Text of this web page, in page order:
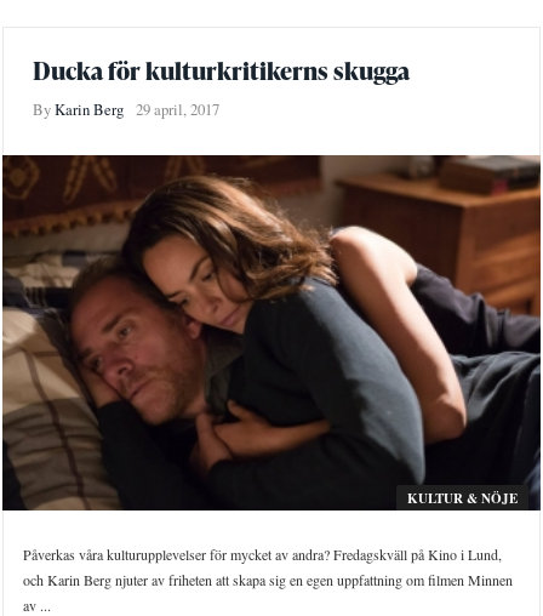
Ducka för kulturkritikerns skugga
ByKarin Berg 29 april, 2017
KULTUR & NÖJE
Påverkas våra kulturupplevelser för mycket av andra? Fredagskväll på Kino i Lund,
och Karin Berg njuter av friheten att skapa sig en egen uppfattning om filmen Minnen
av ...